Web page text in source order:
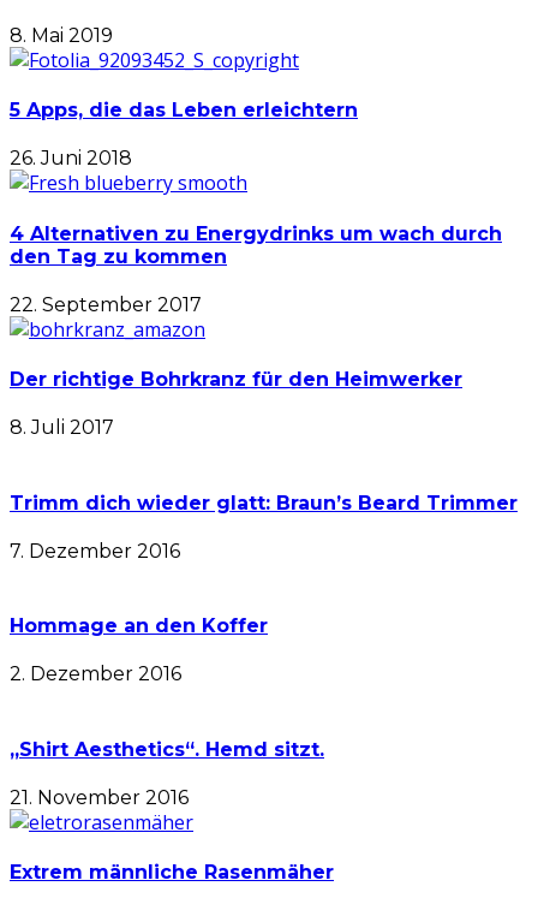
8. Mai 2019
5 Apps, die das Leben erleichtern
26. Juni 2018
4 Alternativen zu Energydrinks um wach durch
den Tag zu kommen
22. September 2017
Der richtige Bohrkranz für den Heimwerker
8. Juli 2017
Trimm dich wieder glatt: Braun’s Beard Trimmer
7. Dezember 2016
Hommage an den Koffer
2. Dezember 2016
„Shirt Aesthetics“. Hemd sitzt.
21. November 2016
Extrem männliche Rasenmäher